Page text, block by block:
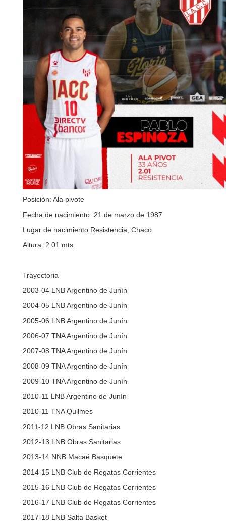
Posición: Ala pivote
Fecha de nacimiento: 21 de marzo de 1987
Lugar de nacimiento Resistencia, Chaco
Altura: 2.01 mts.
Trayectoria
2003-04 LNB Argentino de Junín
2004-05 LNB Argentino de Junín
2005-06 LNB Argentino de Junín
2006-07 TNA Argentino de Junín
2007-08 TNA Argentino de Junín
2008-09 TNA Argentino de Junín
2009-10 TNA Argentino de Junín
2010-11 LNB Argentino de Junín
2010-11 TNA Quilmes
2011-12 LNB Obras Sanitarias
2012-13 LNB Obras Sanitarias
2013-14 NNB Macaé Basquete
2014-15 LNB Club de Regatas Corrientes
2015-16 LNB Club de Regatas Corrientes
2016-17 LNB Club de Regatas Corrientes
2017-18 LNB Salta Basket